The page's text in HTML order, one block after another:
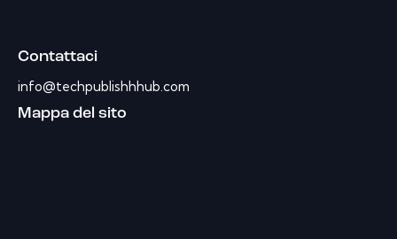
Contattaci
info@techpublishhhub.com
Mappa del sito